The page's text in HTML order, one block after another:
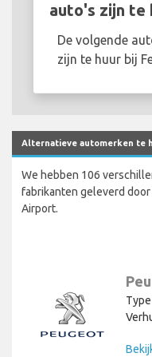
auto's zijn te
De volgende
zijn te huur bij
Alternatieve automerken te
We hebben 106
fabrikanten geleverd
Airport.